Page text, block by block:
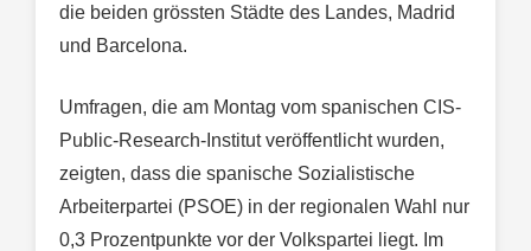
die beiden grössten Städte des Landes, Madrid
und Barcelona.
Umfragen, die am Montag vom spanischen CIS-
Public-Research-Institut veröffentlicht wurden,
zeigten, dass die spanische Sozialistische
Arbeiterpartei (PSOE) in der regionalen Wahl nur
0,3 Prozentpunkte vor der Volkspartei liegt. Im